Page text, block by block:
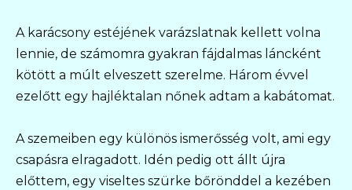
A karácsony estéjének varázslatnak kellett volna
lennie, de számomra gyakran fájdalmas láncként
kötött a múlt elveszett szerelme. Három évvel
ezelőtt egy hajléktalan nőnek adtam a kabátomat.
A szemeiben egy különös ismerősség volt, ami egy
csapásra elragadott. Idén pedig ott állt újra
előttem, egy viseltes szürke bőrönddel a kezében